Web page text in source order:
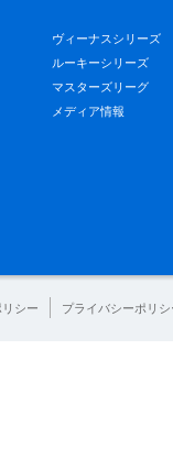
ヴィーナスシリーズ
ルーキーシリーズ
マスターズリーグ
メディア情報
シー プライバシーポリシ